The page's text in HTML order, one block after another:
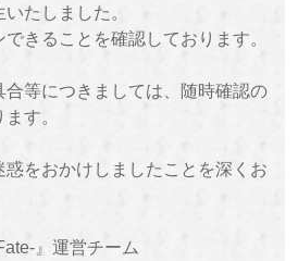
たしました。
きることを確認しております。
等につきましては、随時確認の
す。
惑をおかけしましたことを深くお
』運営チーム